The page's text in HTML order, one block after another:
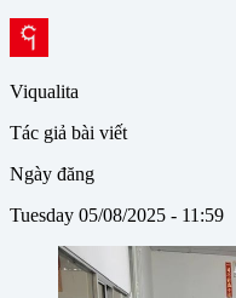
Viqualita
Tác giả bài viết
Ngày đăng
Tuesday 05/08/2025 - 11:59